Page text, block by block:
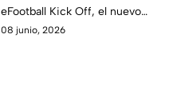
Review
eFootball Kick Off, el nuevo
juego de Konami que busca
08 junio, 2026